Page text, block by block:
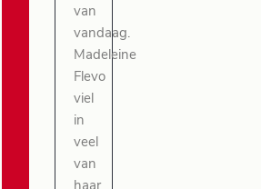
van
vandaag.
Madeleine
Flevo
viel
in
veel
van